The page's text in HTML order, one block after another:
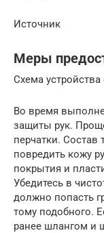
Источник
Меры
Схема
Во время
защиты рук.
перчатки.
повредить кожу
покрытия и
Убедитесь в
должно попасть
тому подобного.
ранее шлангом и